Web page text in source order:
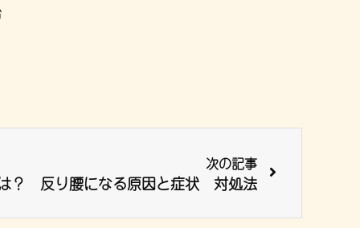
次の記事
？ 反り腰になる原因と症状 対処法